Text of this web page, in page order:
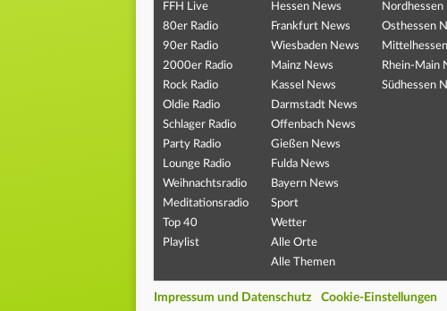
FFH Live
80er Radio
90er Radio
2000er Radio
Rock Radio
Oldie Radio
Schlager Radio
Party Radio
Lounge Radio
Weihnachtsradio
Meditationsradio
Top 40
Playlist
Hessen News
Frankfurt News
Wiesbaden News
Mainz News
Kassel News
Darmstadt News
Offenbach News
Gießen News
Fulda News
Bayern News
Sport
Wetter
Alle Orte
Alle Themen
Nordhessen
Osthessen
Rhein-Main
Südhessen
Impressum und Datenschutz Cookie-Einstellungen